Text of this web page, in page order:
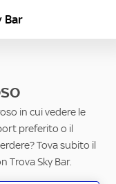
Bar
in cui vedere le
preferito o il
Tova subito il
Trova Sky Bar.